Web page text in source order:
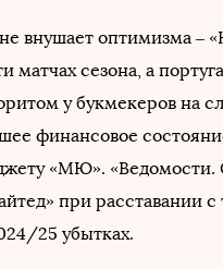
внушает оптимизма –
матчах сезона, а
у букмекеров на
финансовое
«МЮ». «Ведомости.
при расставании
25 убытках.